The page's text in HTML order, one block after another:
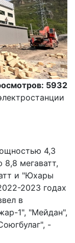
5932
4,3
мегаватт,
и "Юхары
2023 годах
в
1", "Мейдан",
-